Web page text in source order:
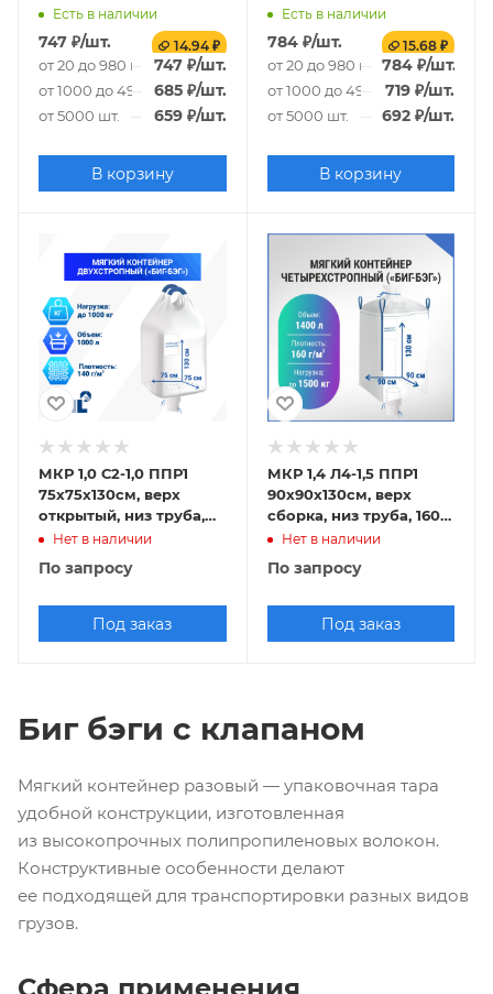
160г/м2
Есть в наличии
747 ₽/шт. 14.94 ₽
от 20 до 980 шт. 747₽/шт.
от 1000 до 4980 шт.
685₽/шт.
от 5000 шт. 659₽/шт.
В корзину
м2Есть в наличии
784₽/шт. 15.68 ₽
от 20 до 980 шт. 784₽/шт.
от 1000 до 4980 шт.
719 ₽/шт.
от 5000 шт. 692 ₽/шт.
В корзину
МКР 1,0 С2-1,0 ППР1
75х75х130см, верх
открытый, низ труба,
140г/м2
Нет в наличии
По запросу
Под заказ
МКР 1,4 Л4-1,5 ППР1
90х90х130см, верх
сборка, низ труба, 160г/
м2Нет в наличии
По запросу
Под заказ
Биг бэги с клапаном
Мягкий контейнер разовый — упаковочная тара
удобной конструкции, изготовленная
из высокопрочных полипропиленовых волокон.
Конструктивные особенности делают
ее подходящей для транспортировки разных видов
грузов.
Сфера применения